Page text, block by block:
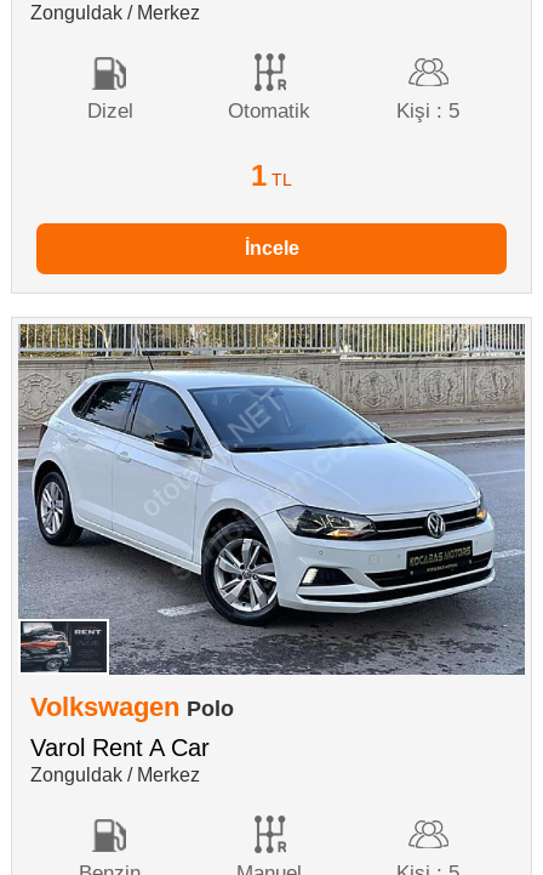
Zonguldak / Merkez
Dizel Otomatik Kişi : 5
1 TL
İncele
Volkswagen Polo
Varol Rent A Car
Zonguldak / Merkez